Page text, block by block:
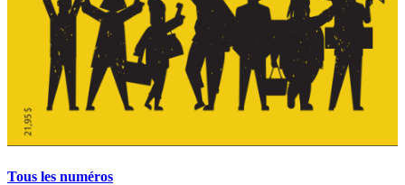
Tous les numéros